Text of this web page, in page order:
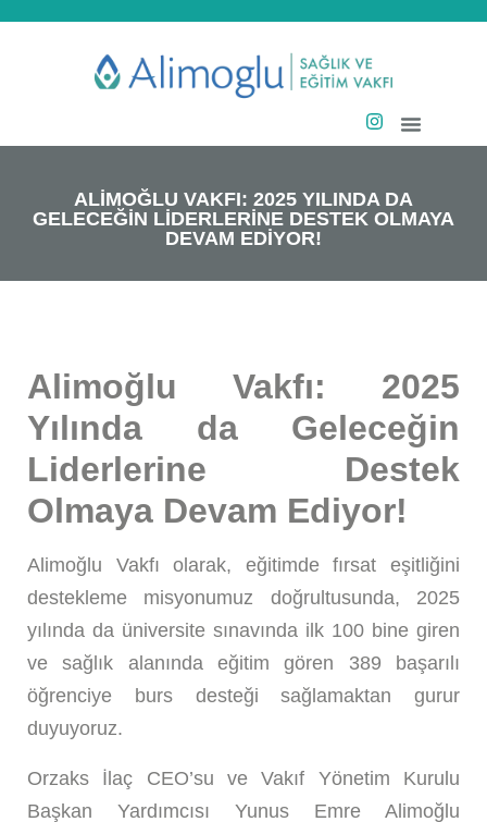
ALİMOĞLU VAKFI: 2025 YILINDA DA
GELECEĞİN LİDERLERİNE DESTEK OLMAYA
DEVAM EDİYOR!
Alimoğlu Vakfı: 2025
Yılında da Geleceğin
Liderlerine Destek
Olmaya Devam Ediyor!
Alimoğlu Vakfı olarak, eğitimde fırsat eşitliğini
destekleme misyonumuz doğrultusunda, 2025
yılında da üniversite sınavında ilk 100 bine giren
ve sağlık alanında eğitim gören 389 başarılı
öğrenciye burs desteği sağlamaktan gurur
duyuyoruz.
Orzaks İlaç CEO’su ve Vakıf Yönetim Kurulu
Başkan Yardımcısı Yunus Emre Alimoğlu